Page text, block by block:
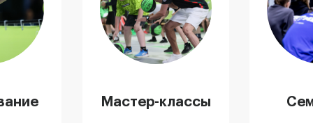
Мастер-классы
для игроков и
тренеров от
звезд
Российского